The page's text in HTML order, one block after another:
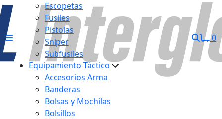
Escopetas
Fusiles
Pistolas
Sniper
Subfusiles
Equipamiento Táctico
Accesorios Arma
Banderas
Bolsas y Mochilas
Bolsillos
0